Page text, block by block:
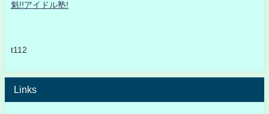
魁!!アイドル塾!
t112
Links